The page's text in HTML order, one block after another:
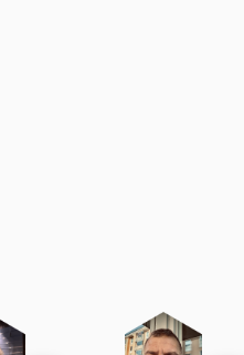
att få en faktura